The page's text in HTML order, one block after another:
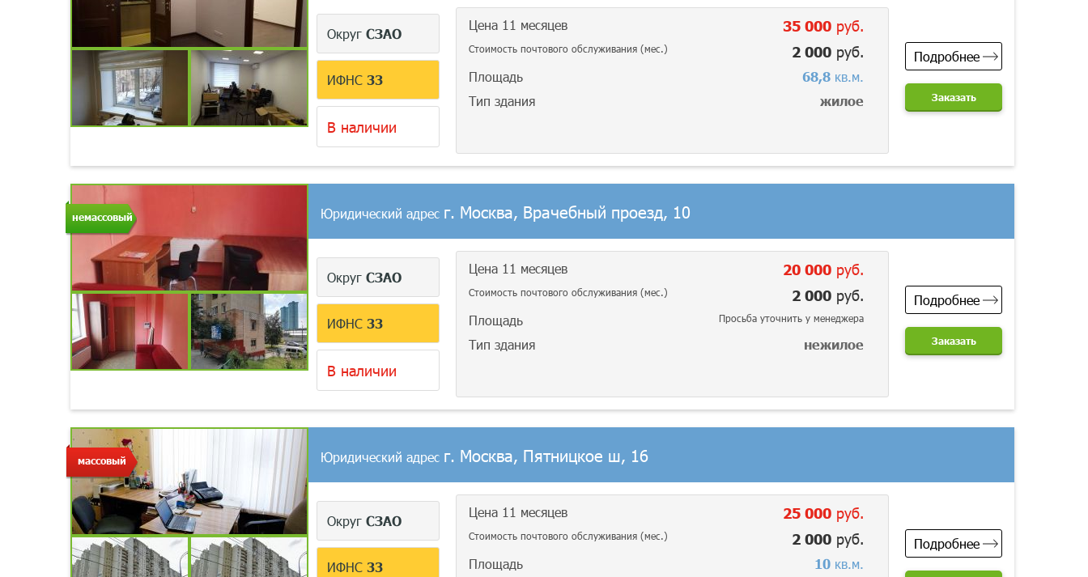
Округ СЗАО
ИФНС 33
В наличии
Цена 11 месяцев 35 000 руб.
Стоимость почтового обслуживания (мес.) 2 000 руб.
Площадь 68,8 кв.м.
Тип здания
жилое
Подробнее
Заказать
немассовый Юридический адрес г. Москва, Врачебный проезд, 10
Округ СЗАО
ИФНС 33
В наличии
Цена 11 месяцев 20 000 руб.
Стоимость почтового обслуживания (мес.) 2 000 руб.
Площадь Просьба уточнить у менеджера
Тип здания нежилое
Подробнее
Заказать
массовый Юридический адрес г. Москва, Пятницкое ш, 16
Округ СЗАО
ИФНС 33
Цена 11 месяцев 25 000 руб.
Стоимость почтового обслуживания (мес.) 2 000 руб.
Площадь 10 кв.м.
Подробнее